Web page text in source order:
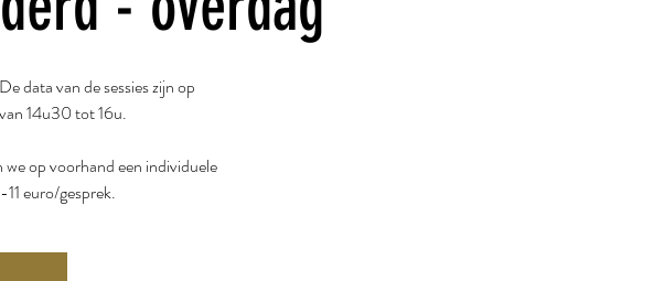
data van de sessies zijn op
14u30 tot 16u.
op voorhand een individuele
euro/gesprek.